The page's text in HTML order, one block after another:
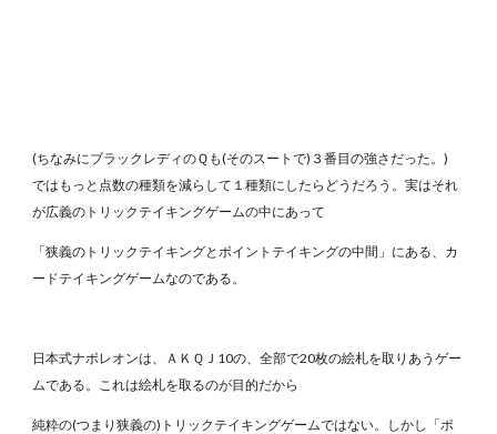
(ちなみにブラックレディのＱも(そのスートで)３番目の強さだった。)
ではもっと点数の種類を減らして１種類にしたらどうだろう。実はそれ
が広義のトリックテイキングゲームの中にあって
「狭義のトリックテイキングとポイントテイキングの中間」にある、カ
ードテイキングゲームなのである。
日本式ナポレオンは、ＡＫＱＪ10の、全部で20枚の絵札を取りあうゲー
ムである。これは絵札を取るのが目的だから
純粋の(つまり狭義の)トリックテイキングゲームではない。しかし「ポ